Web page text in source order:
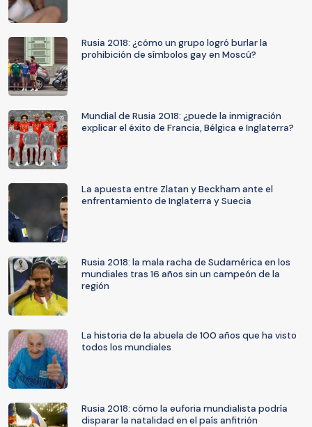
Rusia 2018: ¿cómo un grupo logró burlar la
prohibición de símbolos gay en Moscú?
Mundial de Rusia 2018: ¿puede la inmigración
explicar el éxito de Francia, Bélgica e Inglaterra?
La apuesta entre Zlatan y Beckham ante el
enfrentamiento de Inglaterra y Suecia
Rusia 2018: la mala racha de Sudamérica en los
mundiales tras 16 años sin un campeón de la
región
La historia de la abuela de 100 años que ha visto
todos los mundiales
Rusia 2018: cómo la euforia mundialista podría
disparar la natalidad en el país anfitrión